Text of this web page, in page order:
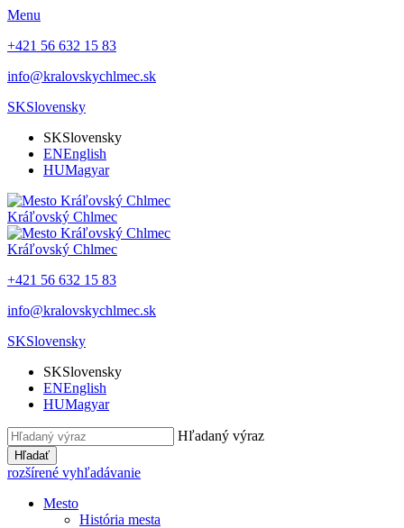
Menu
+421 56 632 15 83
info@kralovskychlmec.sk
SKSlovensky
SKSlovensky
ENEnglish
HUMagyar
Kráľovský Chlmec
Kráľovský Chlmec
+421 56 632 15 83
info@kralovskychlmec.sk
SKSlovensky
SKSlovensky
ENEnglish
HUMagyar
Hľadaný výraz
Hľadať
rozšírené vyhľadávanie
Mesto
História mesta